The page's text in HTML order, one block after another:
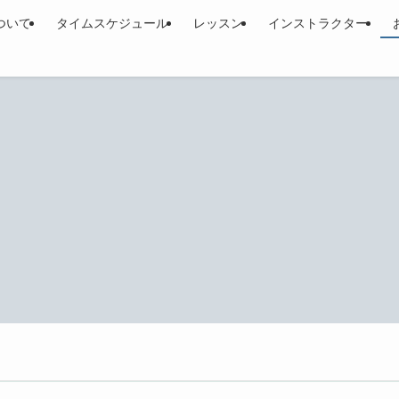
いて タイムスケジュール レッスン インストラクター